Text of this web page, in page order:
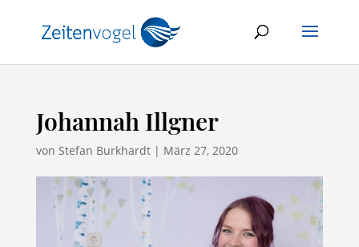
Johannah Illgner
von Stefan Burkhardt| März 27, 2020